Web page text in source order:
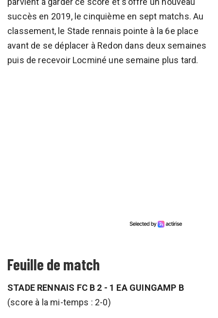
succès en 2019, le cinquième en sept matchs. Au
classement, le Stade rennais pointe à la 6e place
avant de se déplacer à Redon dans deux semaines
puis de recevoir Locminé une semaine plus tard.
Feuille de match
STADE RENNAIS FC B 2 - 1 EA GUINGAMP B
(score à la mi-temps : 2-0)